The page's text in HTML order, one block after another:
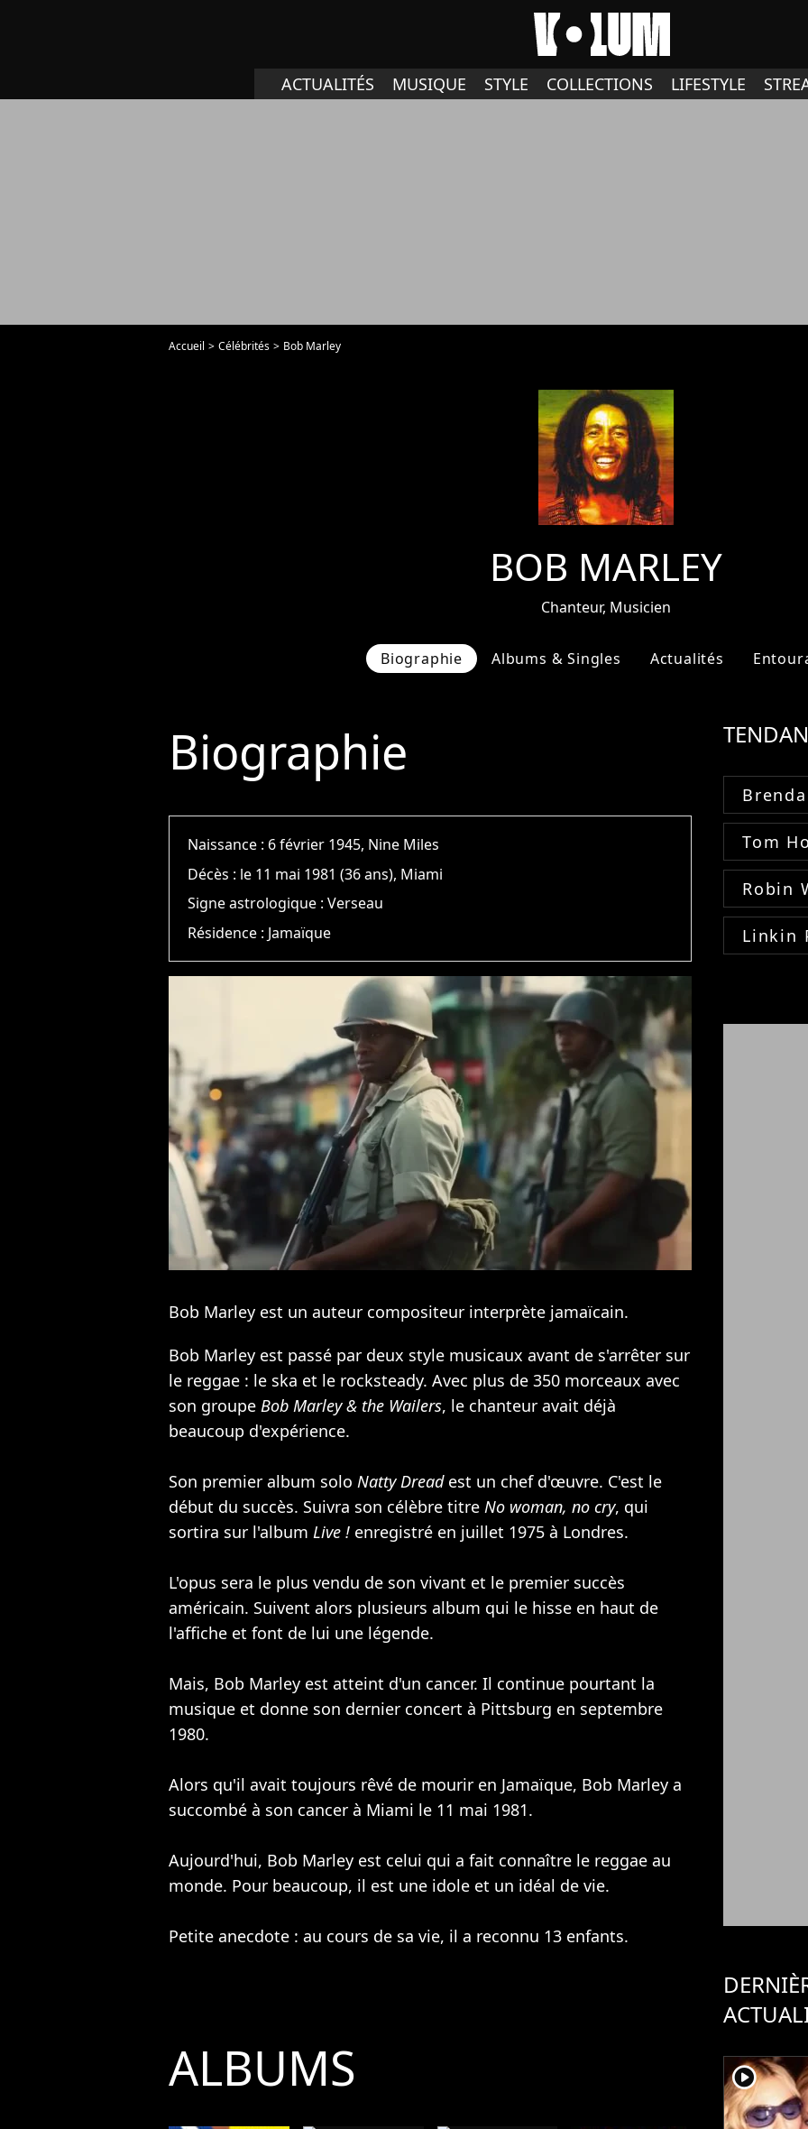
ACTUALITÉS MUSIQUE STYLE COLLECTIONS LIFESTYLE
Accueil Célébrités Bob Marley
BOB MARLEY
Chanteur, Musicien
Biographie Albums & Singles Actualités
Biographie
Naissance : 6 février 1945, Nine Miles
Décès : le 11 mai 1981 (36 ans), Miami
Signe astrologique :Verseau
Résidence : Jamaïque
Bob Marley est un auteur compositeur interprète jamaïcain.
Bob Marley est passé par deux style musicaux avant de s'arrêter sur
le reggae : le ska et le rocksteady. Avec plus de 350 morceaux avec
son groupe Bob Marley & the Wailers, le chanteur avait déjà
beaucoup d'expérience.
Son premier album solo Natty Dreadest un chef d'œuvre. C'est le
début du succès. Suivra son célèbre titre No woman, no cry, qui
sortira sur l'album Live ! enregistré en juillet 1975 à Londres.
L'opus sera le plus vendu de son vivant et le premier succès
américain. Suivent alors plusieurs album qui le hisse en haut de
l'affiche et font de lui une légende.
Mais, Bob Marley est atteint d'un cancer. Il continue pourtant la
musique et donne son dernier concert à Pittsburg en septembre
1980.
Alors qu'il avait toujours rêvé de mourir en Jamaïque, Bob Marley a
succombé à son cancer à Miami le 11 mai 1981.
Aujourd'hui, Bob Marley est celui qui a fait connaître le reggae au
monde. Pour beaucoup, il est une idole et un idéal de vie.
Petite anecdote : au cours de sa vie, il a reconnu 13 enfants.
ALBUMS
Tom
Robin
Linkin
player2